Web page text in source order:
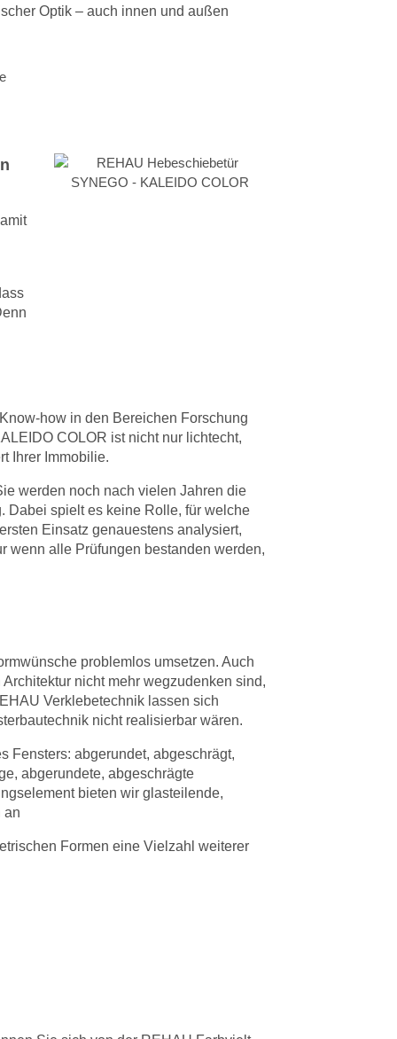
Optik – auch innen und außen
how in den Bereichen Forschung
COLOR ist nicht nur lichtecht,
Ihrer Immobilie.
werden noch nach vielen Jahren die
Dabei spielt es keine Rolle, für welche
Einsatz genauestens analysiert,
wenn alle Prüfungen bestanden werden,
problemlos umsetzen. Auch
nicht mehr wegzudenken sind,
Verklebetechnik lassen sich
nicht realisierbar wären.
Fensters: abgerundet, abgeschrägt,
abgerundete, abgeschrägte
bieten wir glasteilende,
an
Formen eine Vielzahl weiterer